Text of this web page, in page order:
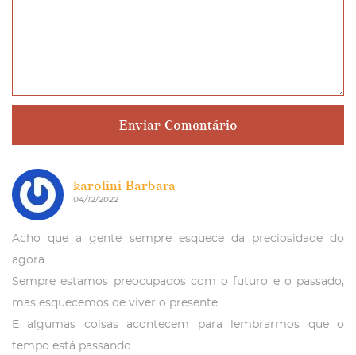
karolini Barbara
04/12/2022
Acho que a gente sempre esquece da preciosidade do
agora.
Sempre estamos preocupados com o futuro e o passado,
mas esquecemos de viver o presente.
E algumas coisas acontecem para lembrarmos que o
tempo está passando…